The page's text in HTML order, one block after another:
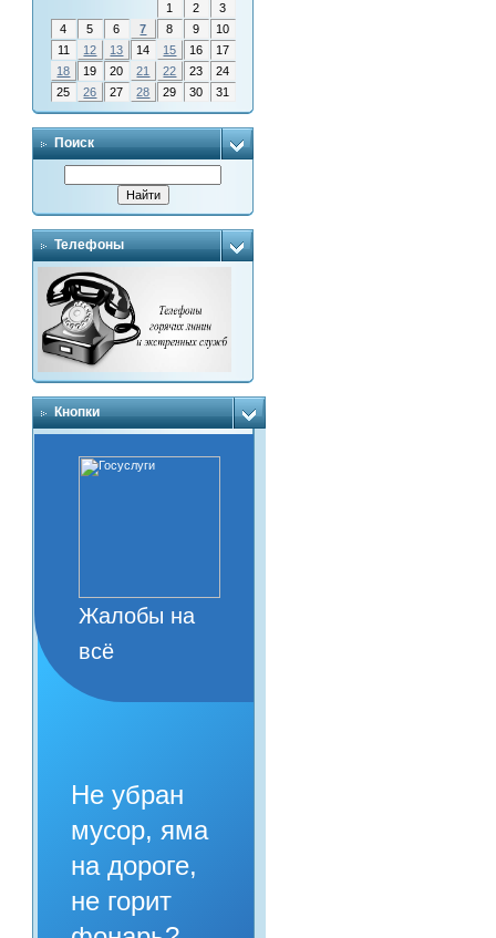
1
2
3
4
5 6 7 8 9
10
11
12 13 14 15 16
17
18
19 20 21 22 23
24
25
26 27 28 29 30 31
Поиск
Телефоны
Кнопки
Жалобы на
всё
Не убран
мусор, яма
на дороге,
не горит